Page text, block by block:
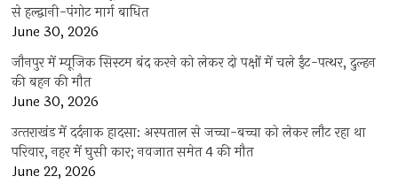
से हल्द्वानी-पंगोट मार्ग बाधित
June 30, 2026
जौनपुर में म्यूजिक सिस्टम बंद करने को लेकर दो पक्षों में चले ईंट-पत्थर, दुल्हन
की बहन की मौत
June 30, 2026
उत्‍तराखंड में दर्दनाक हादसा: अस्पताल से जच्चा-बच्चा को लेकर लौट रहा था
परिवार, नहर में घुसी कार; नवजात समेत 4 की मौत
June 22, 2026